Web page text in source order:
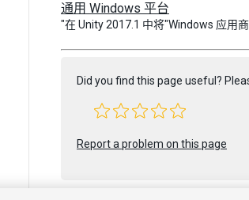
通用 Windows 平台
"在 Unity 2017.1 中将"Windows 应用
Did you find this page useful?
Report a problem on this page